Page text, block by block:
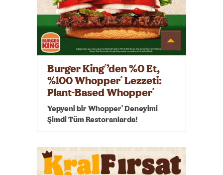
Detayı
Burger King®’den %0 Et,
%100 Whopper® Lezzeti:
Plant-Based Whopper®
Yepyeni bir Whopper® Deneyimi
Şimdi Tüm Restoranlarda!